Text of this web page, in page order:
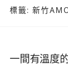
標籤: 新竹
一間有溫度